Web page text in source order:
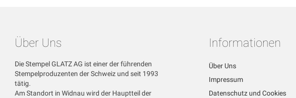
Über Uns
Die Stempel GLATZ AG ist einer der führenden
Stempelproduzenten der Schweiz und seit 1993
tätig.
Am Standort in Widnau wird der Hauptteil der
Informationen
Über Uns
Impressum
Datenschutz und Cookies